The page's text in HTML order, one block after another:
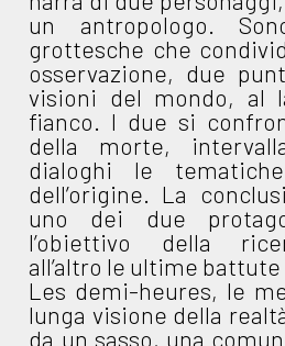
un antropologo.
grottesche che
osservazione, due
visioni del mondo, al
fianco. I due si
della morte,
dialoghi le
dell’origine. La
uno dei due
l’obiettivo della
all’altro le ultime
Les demi-heures, le
lunga visione della
da un sasso, una